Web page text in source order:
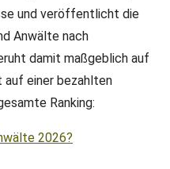
und veröffentlicht die
Anwälte nach
damit maßgeblich auf
auf einer bezahlten
Ranking:
2026?